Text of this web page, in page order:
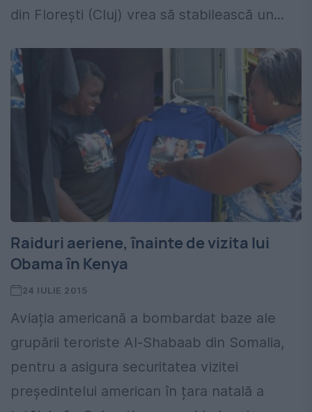
din Florești (Cluj) vrea să stabilească un...
Raiduri aeriene, înainte de vizita lui
Obama în Kenya
24 IULIE 2015
Aviația americană a bombardat baze ale
grupării teroriste Al-Shabaab din Somalia,
pentru a asigura securitatea vizitei
președintelui american în țara natală a